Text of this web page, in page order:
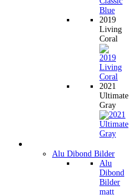
2019
Living
Coral
2021
Ultimate
Gray
Alu Dibond Bilder
Alu
Dibond
Bilder
matt